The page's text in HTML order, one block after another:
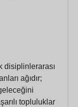
disiplinlerarası
ağıdır;
topluluklar